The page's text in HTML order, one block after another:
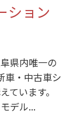
ション
県内唯一の
車・中古車シ
ています。
デル...